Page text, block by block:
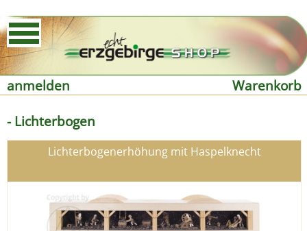
anmelden
Warenkorb
- Lichterbogen
Lichterbogenerhöhung mit Haspelknecht